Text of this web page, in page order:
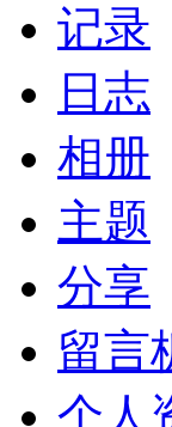
记录
日志
相册
主题
分享
留言
个人